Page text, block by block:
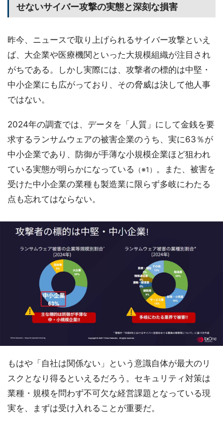
せないサイバー攻撃の実態と深刻な損害
昨今、ニュースで取り上げられるサイバー攻撃といえ
ば、大企業や医療機関といった大規模組織が注目され
がちである。しかし実際には、攻撃者の標的は中堅・
中小企業にも広がっており、その脅威は決して他人事
ではない。
2024年の調査では、データを「人質」にして金銭を要
求するランサムウェアの被害企業のうち、実に63％が
中小企業であり、防御が手薄な小規模企業ほど狙われ
ている実態が明らかになっている
（※1） 。また、被害を
受けた中小企業の業種も製造業に限らず多岐にわたる
点も忘れてはならない。
もはや「自社は関係ない」という意識自体が最大のリ
スクとなり得るといえるだろう。セキュリティ対策は
業種・規模を問わず不可欠な経営課題となっている現
実を、まずは受け入れることが重要だ。